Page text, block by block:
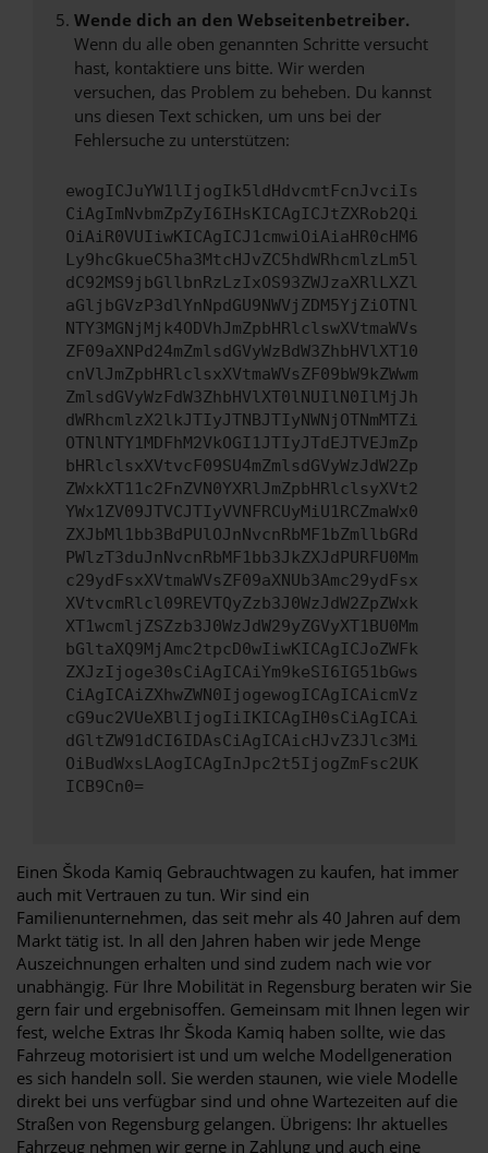
Wende dich an den Webseitenbetreiber.
Wenn du alle oben genannten Schritte versucht
hast, kontaktiere uns bitte. Wir werden
versuchen, das Problem zu beheben. Du kannst
uns diesen Text schicken, um uns bei der
Fehlersuche zu unterstützen:
ewogICJuYW1lIjogIk5ldHdvcmtFcnJvciIs
CiAgImNvbmZpZyI6IHsKICAgICJtZXRob2Qi
OiAiR0VUIiwKICAgICJ1cmwiOiAiaHR0cHM6
Ly9hcGkueC5ha3MtcHJvZC5hdWRhcmlzLm5l
dC92MS9jbGllbnRzLzIxOS93ZWJzaXRlLXZl
aGljbGVzP3dlYnNpdGU9NWVjZDM5YjZiOTNl
NTY3MGNjMjk4ODVhJmZpbHRlclswXVtmaWVs
ZF09aXNPd24mZmlsdGVyWzBdW3ZhbHVlXT10
cnVlJmZpbHRlclsxXVtmaWVsZF09bW9kZWwm
ZmlsdGVyWzFdW3ZhbHVlXT0lNUIlN0IlMjJh
dWRhcmlzX2lkJTIyJTNBJTIyNWNjOTNmMTZi
OTNlNTY1MDFhM2VkOGI1JTIyJTdEJTVEJmZp
bHRlclsxXVtvcF09SU4mZmlsdGVyWzJdW2Zp
ZWxkXT11c2FnZVN0YXRlJmZpbHRlclsyXVt2
YWx1ZV09JTVCJTIyVVNFRCUyMiU1RCZmaWx0
ZXJbMl1bb3BdPUlOJnNvcnRbMF1bZmllbGRd
PWlzT3duJnNvcnRbMF1bb3JkZXJdPURFU0Mm
c29ydFsxXVtmaWVsZF09aXNUb3Amc29ydFsx
XVtvcmRlcl09REVTQyZzb3J0WzJdW2ZpZWxk
XT1wcmljZSZzb3J0WzJdW29yZGVyXT1BU0Mm
bGltaXQ9MjAmc2tpcD0wIiwKICAgICJoZWFk
ZXJzIjoge30sCiAgICAiYm9keSI6IG51bGws
CiAgICAiZXhwZWN0IjogewogICAgICAicmVz
cG9uc2VUeXBlIjogIiIKICAgIH0sCiAgICAi
dGltZW91dCI6IDAsCiAgICAicHJvZ3Jlc3Mi
OiBudWxsLAogICAgInJpc2t5IjogZmFsc2UK
ICB9Cn0=
Einen Škoda Kamiq Gebrauchtwagen zu kaufen, hat immer
auch mit Vertrauen zu tun. Wir sind ein
Familienunternehmen, das seit mehr als 40 Jahren auf dem
Markt tätig ist. In all den Jahren haben wir jede Menge
Auszeichnungen erhalten und sind zudem nach wie vor
unabhängig. Für Ihre Mobilität in Regensburg beraten wir Sie
gern fair und ergebnisoffen. Gemeinsam mit Ihnen legen wir
fest, welche Extras Ihr Škoda Kamiq haben sollte, wie das
Fahrzeug motorisiert ist und um welche Modellgeneration
es sich handeln soll. Sie werden staunen, wie viele Modelle
direkt bei uns verfügbar sind und ohne Wartezeiten auf die
Straßen von Regensburg gelangen. Übrigens: Ihr aktuelles
Fahrzeug nehmen wir gerne in Zahlung und auch eine